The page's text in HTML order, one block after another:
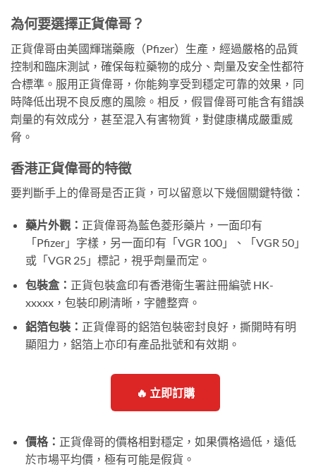
為何要選擇正貨偉哥？
正貨偉哥由美國輝瑞藥廠（Pfizer）生產，經過嚴格的品質
控制和臨床測試，確保每粒藥物的成分、劑量及安全性都符
合標準。服用正貨偉哥，你能夠享受到穩定可靠的效果，同
時降低出現不良反應的風險。相反，假冒偉哥可能含有錯誤
劑量的有效成分，甚至混入有害物質，對健康構成嚴重威
脅。
香港正貨偉哥的特徵
要判斷手上的偉哥是否正貨，可以留意以下幾個關鍵特徵：
藥片外觀： 正貨偉哥為藍色菱形藥片，一面印有
「Pfizer」字樣，另一面印有「VGR 100」、「VGR 50」
或「VGR 25」標記，視乎劑量而定。
包裝盒： 正貨包裝盒印有香港衛生署註冊編號 HK-
xxxxx，包裝印刷清晰，字體整齊。
鋁箔包裝： 正貨偉哥的鋁箔包裝密封良好，撕開時有明
顯阻力，鋁箔上亦印有產品批號和有效期。
🔥 立即訂購
價格： 正貨偉哥的價格相對穩定，如果價格過低，遠低
於市場平均價，極有可能是假貨。